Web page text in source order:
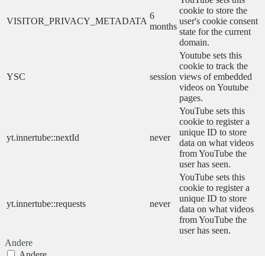
VISITOR_PRIVACY_METADATA
6
months
cookie to store the
user's cookie consent
state for the current
domain.
YSC session
Youtube sets this
cookie to track the
views of embedded
videos on Youtube
pages.
yt.innertube::nextId never
YouTube sets this
cookie to register a
unique ID to store
data on what videos
from YouTube the
user has seen.
yt.innertube::requests never
YouTube sets this
cookie to register a
unique ID to store
data on what videos
from YouTube the
user has seen.
Andere